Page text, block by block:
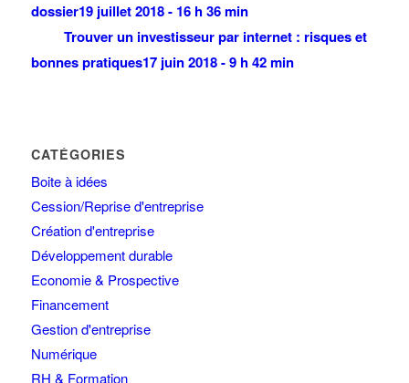
dossier19 juillet 2018 - 16 h 36 min
Trouver un investisseur par internet : risques et
bonnes pratiques17 juin 2018 - 9 h 42 min
CATÉGORIES
Boite à idées
Cession/Reprise d'entreprise
Création d'entreprise
Développement durable
Economie & Prospective
Financement
Gestion d'entreprise
Numérique
RH & Formation